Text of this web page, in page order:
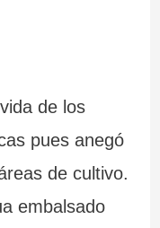
de los
pues anegó
de cultivo.
embalsado